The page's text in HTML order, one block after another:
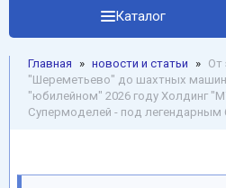
Каталог
Главная » новости и статьи » От
"Шереметьево" до шахтных
"юбилейном" 2026 году Холдинг
Супермоделей - под легендарным